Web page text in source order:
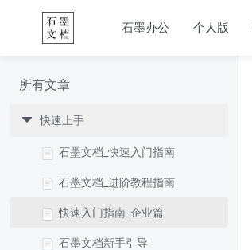
石墨办公 个人版
所有文章
快速上手
石墨文档_快速入门指南
石墨文档_进阶教程指南
快速入门指南_企业篇
石墨文档新手引导